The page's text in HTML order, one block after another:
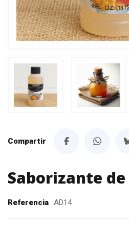
Compartir
Saborizante
Referencia AD14